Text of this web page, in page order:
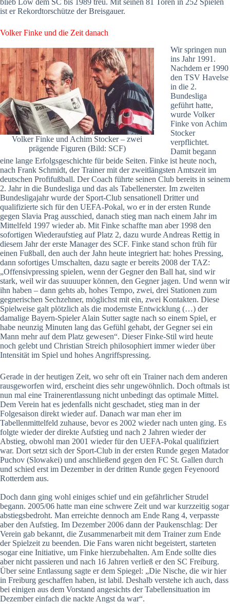
blieb Löw dem SC bis 1989 treu. Mit seinen 81 Toren in 252 Spielen
ist er Rekordtorschütze der Breisgauer.
Volker Finke und die Zeit danach
Volker Finke und Achim Stocker – zwei
prägende Figuren (Bild: SCF)
Wir springen nun
ins Jahr 1991.
Nachdem er 1990
den TSV Havelse
in die 2.
Bundesliga
geführt hatte,
wurde Volker
Finke von Achim
Stocker
verpflichtet.
Damit begann
eine lange Erfolgsgeschichte für beide Seiten. Finke ist heute noch,
nach Frank Schmidt, der Trainer mit der zweitlängsten Amtszeit im
deutschen Profifußball. Der Coach führte seinen Club bereits in seinem
2. Jahr in die Bundesliga und das als Tabellenerster. Im zweiten
Bundesligajahr wurde der Sport-Club sensationell Dritter und
qualifizierte sich für den UEFA-Pokal, wo er in der ersten Runde
gegen Slavia Prag ausschied, danach stieg man nach einem Jahr im
Mittelfeld 1997 wieder ab. Mit Finke schaffte man aber 1998 den
sofortigen Wiederaufstieg auf Platz 2, dazu wurde Andreas Rettig in
diesem Jahr der erste Manager des SCF. Finke stand schon früh für
einen Fußball, den auch der Jahn heute integriert hat: hohes Pressing,
dann sofortiges Umschalten, dazu sagte er bereits 2008 der TAZ:
„Offensivpressing spielen, wenn der Gegner den Ball hat, sind wir
stark, weil wir das suuuuper können, den Gegner jagen. Und wenn wir
ihn haben – dann gehts ab, hohes Tempo, zwei, drei Stationen zum
gegnerischen Sechzehner, möglichst mit ein, zwei Kontakten. Diese
Spielweise galt plötzlich als die modernste Entwicklung (…) der
damalige Bayern-Spieler Alain Sutter sagte nach so einem Spiel, er
habe neunzig Minuten lang das Gefühl gehabt, der Gegner sei ein
Mann mehr auf dem Platz gewesen“. Dieser Finke-Stil wird heute
noch gelebt und Christian Streich philosophiert immer wieder über
Intensität im Spiel und hohes Angriffspressing.
Gerade in der heutigen Zeit, wo sehr oft ein Trainer nach dem anderen
rausgeworfen wird, erscheint dies sehr ungewöhnlich. Doch oftmals ist
nun mal eine Trainerentlassung nicht unbedingt das optimale Mittel.
Dem Verein hat es jedenfalls nicht geschadet, stieg man in der
Folgesaison direkt wieder auf. Danach war man eher im
Tabellenmittelfeld zuhause, bevor es 2002 wieder nach unten ging. Es
folgte wieder der direkte Aufstieg und nach 2 Jahren wieder der
Abstieg, obwohl man 2001 wieder für den UEFA-Pokal qualifiziert
war. Dort setzt sich der Sport-Club in der ersten Runde gegen Matador
Puchov (Slowakei) und anschließend gegen den FC St. Gallen durch
und schied erst im Dezember in der dritten Runde gegen Feyenoord
Rotterdem aus.
Doch dann ging wohl einiges schief und ein gefährlicher Strudel
begann. 2005/06 hatte man eine schwere Zeit und war kurzzeitig sogar
abstiegsbedroht. Man erreichte dennoch am Ende Rang 4, verpasste
aber den Aufstieg. Im Dezember 2006 dann der Paukenschlag: Der
Verein gab bekannt, die Zusammenarbeit mit dem Trainer zum Ende
der Spielzeit zu beenden. Die Fans waren nicht begeistert, starteten
sogar eine Initiative, um Finke hierzubehalten. Am Ende sollte dies
aber nicht passieren und nach 16 Jahren verließ er den SC Freiburg.
Über seine Entlassung sagte er dem Spiegel: „Die Nische, die wir hier
in Freiburg geschaffen haben, ist labil. Deshalb verstehe ich auch, dass
bei einigen aus dem Vorstand angesichts der Tabellensituation im
Dezember einfach die nackte Angst da war“.